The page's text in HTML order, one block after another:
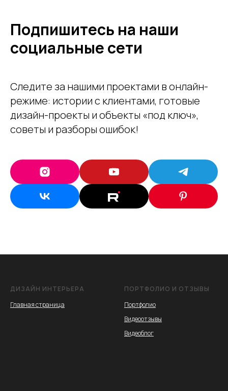
Подпишитесь на наши
социальные сети
Следите за нашими проектами в онлайн-
режиме: истории с клиентами, готовые
дизайн-проекты и объекты «под ключ» ,
советы и разборы ошибок!
ДИЗАЙН ИНТЕРЬЕРА
Главная страница
ПОРТФОЛИО И ОТЗЫВЫ
Портфолио
Видеоотзывы
Видеоблог